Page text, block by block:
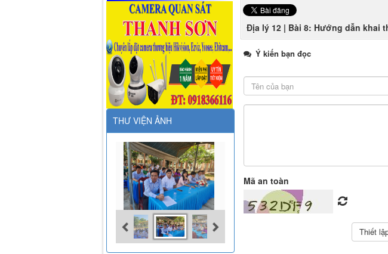
Địa lý 12 | Bài 8: Hướng dẫn khai
Ý kiến bạn đọc
Mã an toàn
THƯ VIỆN ẢNH